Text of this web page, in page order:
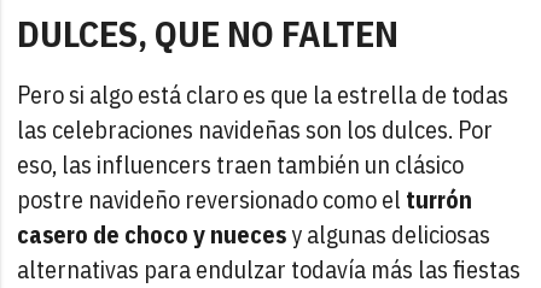
DULCES, QUE NO FALTEN
Pero si algo está claro es que la estrella de todas
las celebraciones navideñas son los dulces. Por
eso, las influencers traen también un clásico
postre navideño reversionado como el turrón
casero de choco y nuecesy algunas deliciosas
alternativas para endulzar todavía más las fiestas